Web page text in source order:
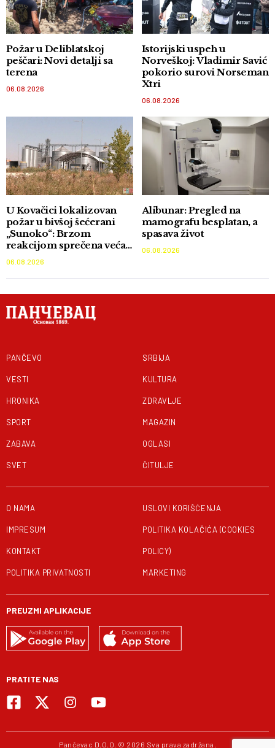
Požar u Deliblatskoj
peščari: Novi detalji sa
terena
06.08.2026
Istorijski uspeh u
Norveškoj: Vladimir Savić
pokorio surovi Norseman
Xtri
06.08.2026
U Kovačici lokalizovan
požar u bivšoj šećerani
„Sunoko“: Brzom
reakcijom sprečena veća
katastrofa
06.08.2026
Alibunar: Pregled na
mamografu besplatan, a
spasava život
06.08.2026
PANČEVO
VESTI
HRONIKA
SPORT
ZABAVA
SVET
SRBIJA
KULTURA
ZDRAVLJE
MAGAZIN
OGLASI
ČITULJE
O NAMA
IMPRESUM
KONTAKT
POLITIKA PRIVATNOSTI
USLOVI KORIŠĆENJA
POLITIKA KOLAČIĆA (COOKIES
POLICY)
MARKETING
PREUZMI APLIKACIJE
PRATITE NAS
Pančevac D.O.O. © 2026 Sva prava zadržana.